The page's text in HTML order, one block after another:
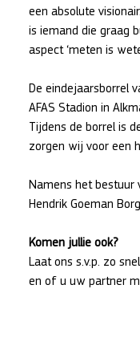
een absolute
is iemand die graag
aspect ‘meten is
De eindejaarsborrel
AFAS Stadion in
Tijdens de borrel is
zorgen wij voor een
Namens het bestuur
Hendrik Goeman
Komen jullie ook?
Laat ons s.v.p. zo
en of u uw partner